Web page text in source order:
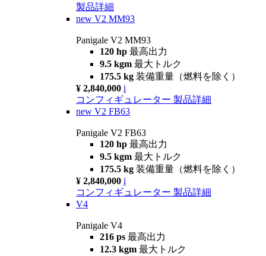
製品詳細
new V2 MM93
Panigale V2 MM93
120 hp 最高出力
9.5 kgm 最大トルク
175.5 kg 装備重量（燃料を除く）
¥ 2,840,000 i
コンフィギュレーター 製品詳細
new V2 FB63
Panigale V2 FB63
120 hp 最高出力
9.5 kgm 最大トルク
175.5 kg 装備重量（燃料を除く）
¥ 2,840,000 i
コンフィギュレーター 製品詳細
V4
Panigale V4
216 ps 最高出力
12.3 kgm 最大トルク